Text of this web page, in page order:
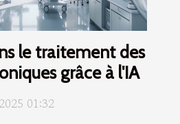
le traitement des
grâce à l'IA
01:32